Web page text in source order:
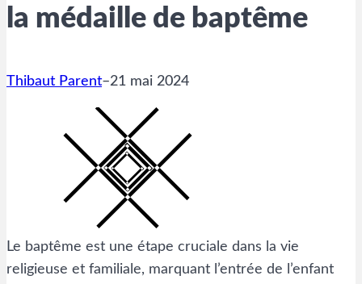
la médaille de baptême
Thibaut Parent–21 mai 2024
Le baptême est une étape cruciale dans la vie
religieuse et familiale, marquant l’entrée de l’enfant